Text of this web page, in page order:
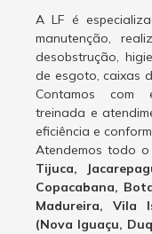
A LF é
manutenção,
desobstrução,
de esgoto, caixas
Contamos com
treinada e
eficiência e
Atendemos todo o
Tijuca,
Copacabana,
Madureira, Vila
(Nova Iguaçu,